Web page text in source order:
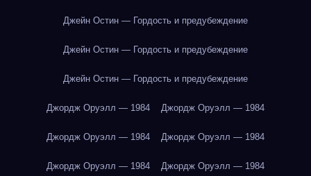
Джейн Остин — Гордость и предубеждение
Джейн Остин — Гордость и предубеждение
Джейн Остин — Гордость и предубеждение
Джордж Оруэлл — 1984 Джордж Оруэлл — 1984
Джордж Оруэлл — 1984 Джордж Оруэлл — 1984
Джордж Оруэлл — 1984 Джордж Оруэлл — 1984